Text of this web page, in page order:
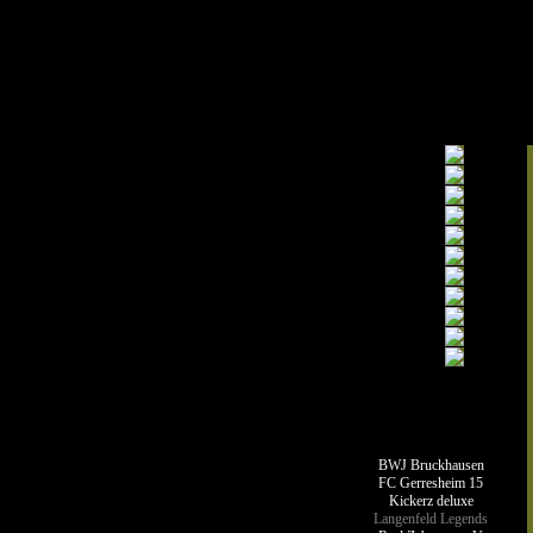
BWJ Bruckhausen
FC Gerresheim 15
Kickerz deluxe
Langenfeld Legends